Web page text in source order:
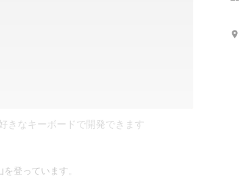
きなキーボードで開発できます
登っています。